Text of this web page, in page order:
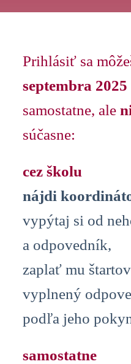
Prihlásiť sa
septembra 2025
samostatne, ale
súčasne:
cez školu
nájdi
vypýtaj si od
a odpovedník,
zaplať mu
vyplnený
podľa jeho
samostatne